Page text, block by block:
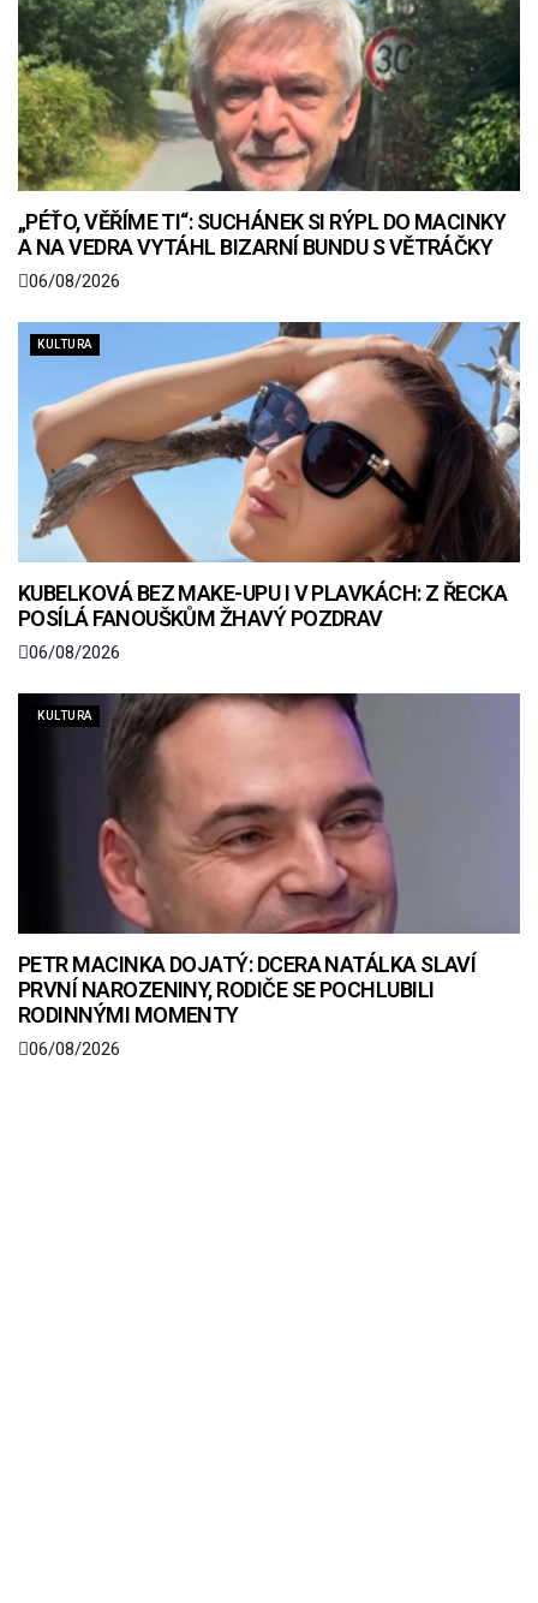
„PÉŤO, VĚŘÍME TI“: SUCHÁNEK SI RÝPL DO MACINKY
A NA VEDRA VYTÁHL BIZARNÍ BUNDU S VĚTRÁČKY
06/08/2026
KULTURA
KUBELKOVÁ BEZ MAKE-UPU I V PLAVKÁCH: Z ŘECKA
POSÍLÁ FANOUŠKŮM ŽHAVÝ POZDRAV
06/08/2026
KULTURA
PETR MACINKA DOJATÝ: DCERA NATÁLKA SLAVÍ
PRVNÍ NAROZENINY, RODIČE SE POCHLUBILI
RODINNÝMI MOMENTY
06/08/2026